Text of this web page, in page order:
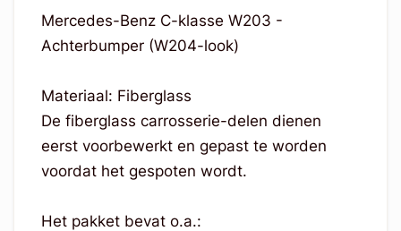
Mercedes-Benz C-klasse W203 -
Achterbumper (W204-look)
Materiaal: Fiberglass
De fiberglass carrosserie-delen dienen
eerst voorbewerkt en gepast te worden
voordat het gespoten wordt.
Het pakket bevat o.a.: